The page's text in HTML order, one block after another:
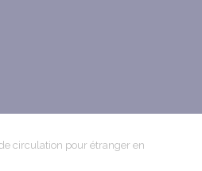
circulation pour étranger en